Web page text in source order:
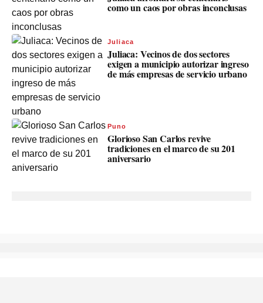
como un caos por obras inconclusas
Juliaca
Juliaca: Vecinos de dos sectores
exigen a municipio autorizar ingreso
de más empresas de servicio urbano
Puno
Glorioso San Carlos revive
tradiciones en el marco de su 201
aniversario